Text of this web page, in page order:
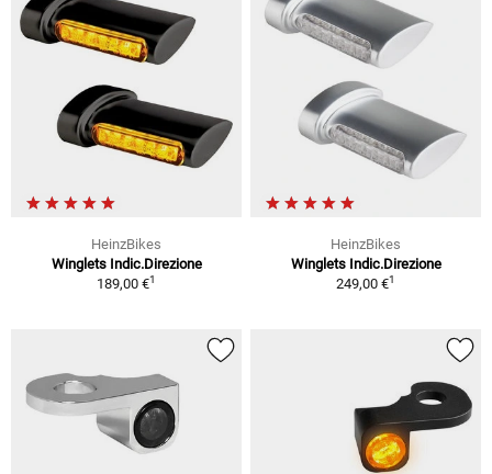
HeinzBikes
Winglets Indic.Direzione
189,00 €1
HeinzBikes
Winglets Indic.Direzione
249,00 €1